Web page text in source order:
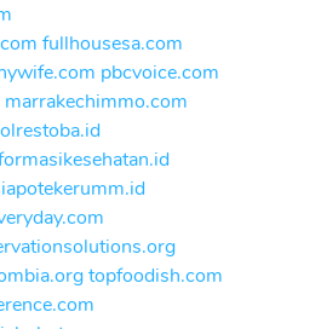
fullhousesa.com
pbcvoice.com
marrakechimmo.com
topfoodish.com